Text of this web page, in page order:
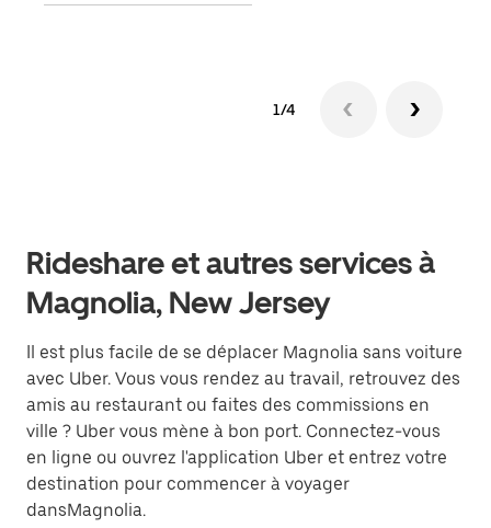
1/4
Rideshare et autres services à
Magnolia, New Jersey
Il est plus facile de se déplacer Magnolia sans voiture
avec Uber. Vous vous rendez au travail, retrouvez des
amis au restaurant ou faites des commissions en
ville ? Uber vous mène à bon port. Connectez-vous
en ligne ou ouvrez l'application Uber et entrez votre
destination pour commencer à voyager
dansMagnolia.